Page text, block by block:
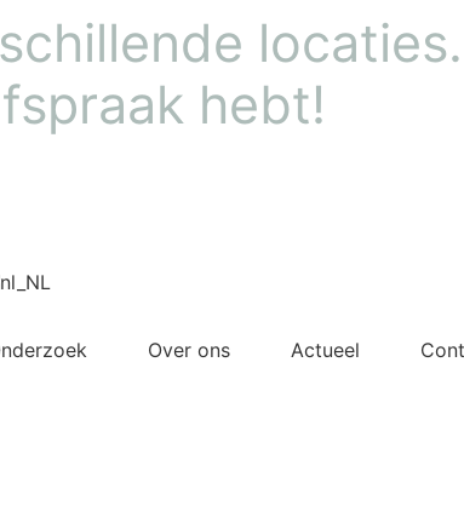
hebt!
Over ons Actueel